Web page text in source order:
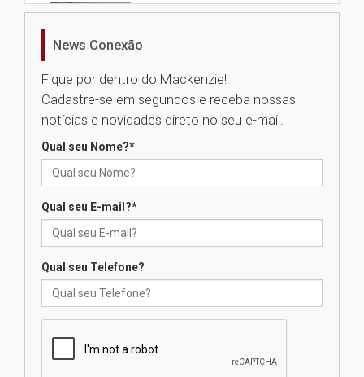
Nova apresentação do Centro
Universidade Mackenzie
realizará nova edição da Feira
das novas tecnologias em
calouros do segundo semestre
04.08.2026
News Conexão
Fique por dentro do Mackenzie!
Cadastre-se em segundos e receba nossas
notícias e novidades direto no seu e-mail.
Qual seu Nome?*
Qual seu E-mail?*
Qual seu Telefone?